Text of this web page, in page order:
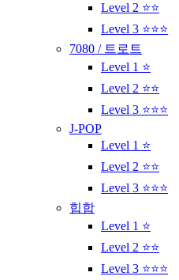
Level 2 ⭐⭐
Level 3 ⭐⭐⭐
7080 / 트로트
Level 1 ⭐
Level 2 ⭐⭐
Level 3 ⭐⭐⭐
J-POP
Level 1 ⭐
Level 2 ⭐⭐
Level 3 ⭐⭐⭐
힙합
Level 1 ⭐
Level 2 ⭐⭐
Level 3 ⭐⭐⭐